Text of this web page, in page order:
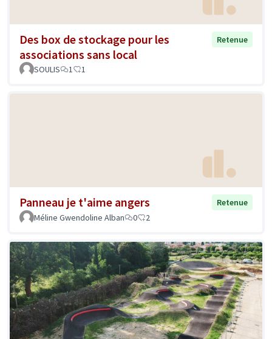
Des box de stockage pour les
associations sans local
Retenue
SOULIS 1 1
Panneau je t'aime angers
Retenue
Méline Gwendoline Alban
0 2